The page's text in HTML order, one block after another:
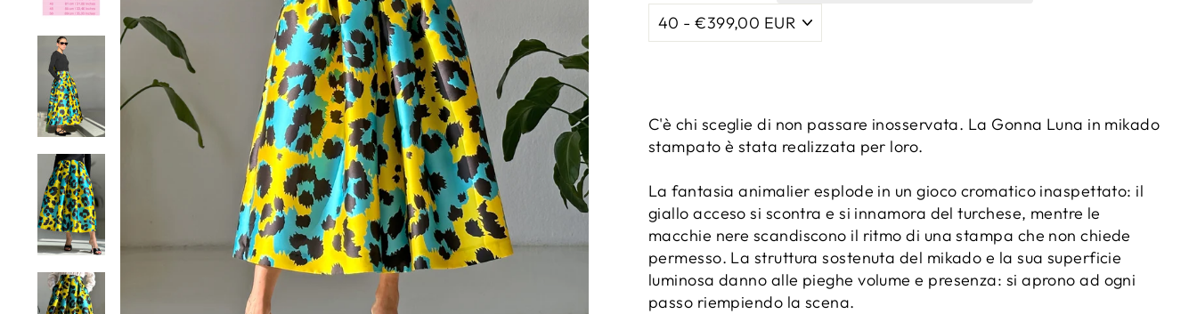
C'è chi sceglie di non passare inosservata. La Gonna Luna in mikado
stampato è stata realizzata per loro.
La fantasia animalier esplode in un gioco cromatico inaspettato: il
giallo acceso si scontra e si innamora del turchese, mentre le
macchie nere scandiscono il ritmo di una stampa che non chiede
permesso. La struttura sostenuta del mikado e la sua superficie
luminosa danno alle pieghe volume e presenza: si aprono ad ogni
passo riempiendo la scena.